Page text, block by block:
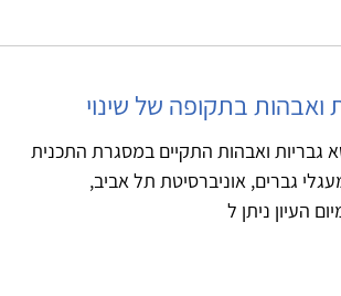
ואבהות בתקופה של שינוי
גבריות ואבהות התקיים במסגרת התכנית
גברים, אוניברסיטת תל אביב,